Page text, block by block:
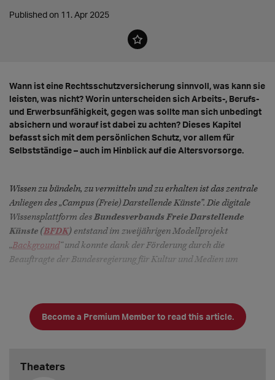
Published on 11. Apr 2025
Wann ist eine Rechtsschutzversicherung sinnvoll, was kann sie
leisten, was nicht? Worin unterscheiden sich Arbeits-, Berufs-
und Erwerbsunfähigkeit, gegen was sollte man sich unbedingt
absichern und worauf ist dabei zu achten? Dieses Kapitel
befasst sich mit dem persönlichen Schutz, vor allem für
Selbstständige – auch im Hinblick auf die Altersvorsorge.
Wissen zu bündeln, zu vermitteln und zu erhalten ist das zentrale
Anliegen des „Campus (Freie) Darstellende Künste”. Die digitale
Wissensplattform desBundesverbands Freie Darstellende
Künste (BFDK) entstand im zweijährigen Modellprojekt
„Background“ und konnte dank der Förderung durch die
Beauftragte der Bundesregierung für Kultur und Medien um
Become a Premium Member to read this article.
Theaters